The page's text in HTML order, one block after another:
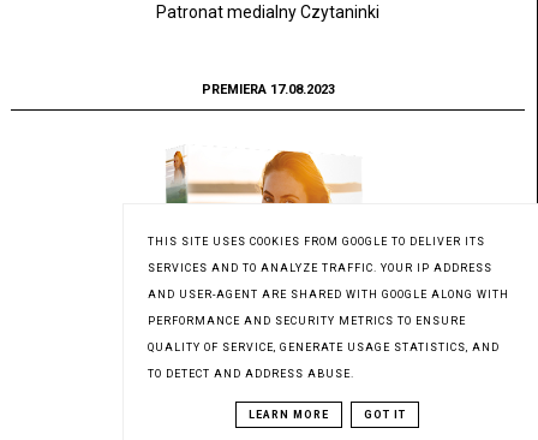
Patronat medialny Czytaninki
PREMIERA 17.08.2023
THIS SITE USES COOKIES FROM GOOGLE TO DELIVER ITS
SERVICES AND TO ANALYZE TRAFFIC. YOUR IP ADDRESS
AND USER-AGENT ARE SHARED WITH GOOGLE ALONG WITH
PERFORMANCE AND SECURITY METRICS TO ENSURE
QUALITY OF SERVICE, GENERATE USAGE STATISTICS, AND
TO DETECT AND ADDRESS ABUSE.
LEARN MORE GOT IT